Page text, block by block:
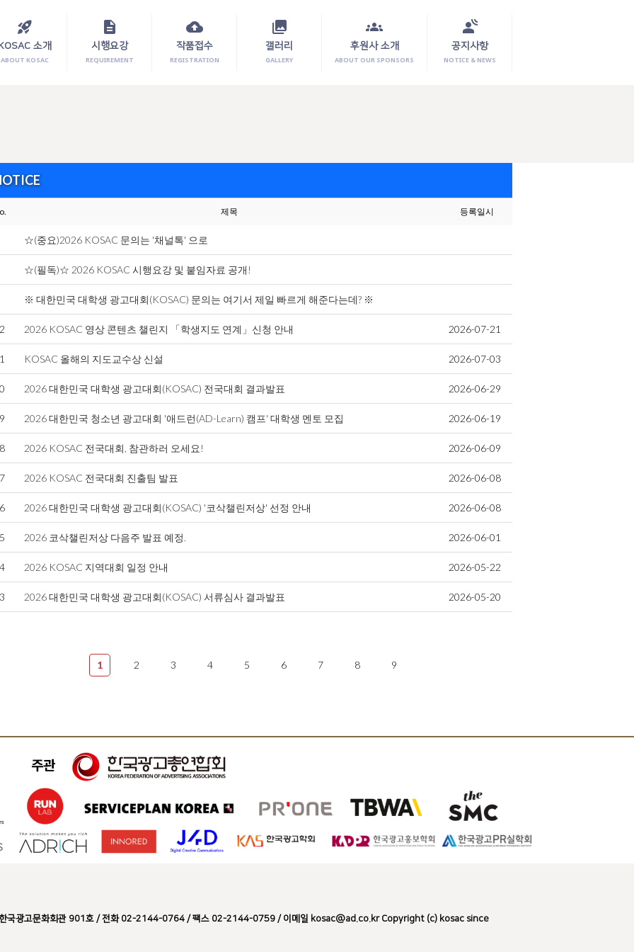
rocket_launch
소개
ABOUT KOSAC
description
시행요강
REQUIREMENT
cloud_upload
작품접수
REGISTRATION
photo_library
갤러리
GALLERY
groups
후원사 소개
ABOUT OUR SPONSORS
spatial_audio
공지사항
NOTICE & NEWS
제목 등록일시
☆(중요)2026 KOSAC 문의는 '채널톡' 으로
☆(필독)☆ 2026 KOSAC 시행요강 및 붙임자료 공개!
※ 대한민국 대학생 광고대회(KOSAC) 문의는 여기서 제일 빠르게 해준다는데? ※
2026 KOSAC 영상 콘텐츠 챌린지 「학생지도 연계」신청 안내 2026-07-21
KOSAC 올해의 지도교수상 신설 2026-07-03
2026 대한민국 대학생 광고대회(KOSAC) 전국대회 결과발표 2026-06-29
2026 대한민국 청소년 광고대회 '애드런(AD-Learn) 캠프' 대학생 멘토 모집 2026-06-19
2026 KOSAC 전국대회, 참관하러 오세요! 2026-06-09
2026 KOSAC 전국대회 진출팀 발표 2026-06-08
2026 대한민국 대학생 광고대회(KOSAC) '코삭챌린저상' 선정 안내 2026-06-08
2026 코삭챌린저상 다음주 발표 예정. 2026-06-01
2026 KOSAC 지역대회 일정 안내 2026-05-22
2026 대한민국 대학생 광고대회(KOSAC) 서류심사 결과발표 2026-05-20
1 2 3 4 5 6 7 8 9
한국광고문화회관 901호 / 전화 02-2144-0764 / 팩스 02-2144-0759 / 이메일 kosac@ad.co.kr Copyright (c) kosac since